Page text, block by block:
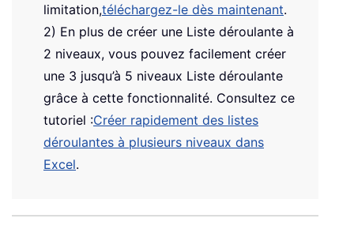
limitation,téléchargez-le dès maintenant.
2) En plus de créer une Liste déroulante à
2 niveaux, vous pouvez facilement créer
une 3 jusqu’à 5 niveaux Liste déroulante
grâce à cette fonctionnalité. Consultez ce
tutoriel :Créer rapidement des listes
déroulantes à plusieurs niveaux dans
Excel.